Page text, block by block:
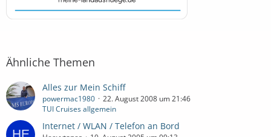
Ähnliche Themen
Alles zur Mein Schiff
powermac1980
22. August 2008 um 21:46
TUI Cruises allgemein
Internet / WLAN / Telefon an Bord